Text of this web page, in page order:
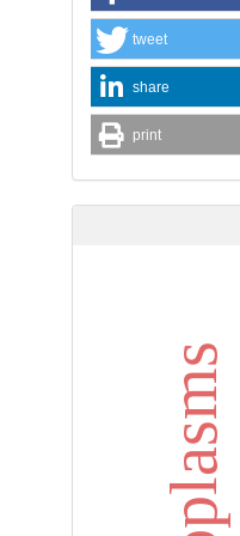
tweet
share
print